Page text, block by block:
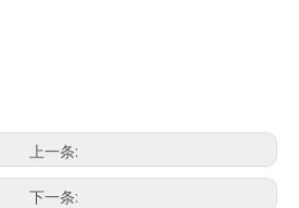
上一条:
下一条: